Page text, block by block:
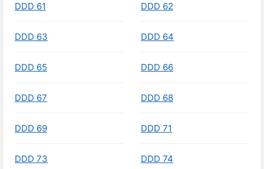
DDD 61 DDD 62
DDD 63 DDD 64
DDD 65 DDD 66
DDD 67 DDD 68
DDD 69 DDD 71
DDD 73 DDD 74